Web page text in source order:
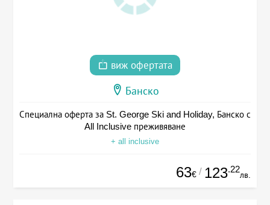
виж офертата
Банско
Специална оферта за St. George Ski and Holiday, Банско с
All Inclusive преживяване
+ all inclusive
63€ / 123.22
лв.